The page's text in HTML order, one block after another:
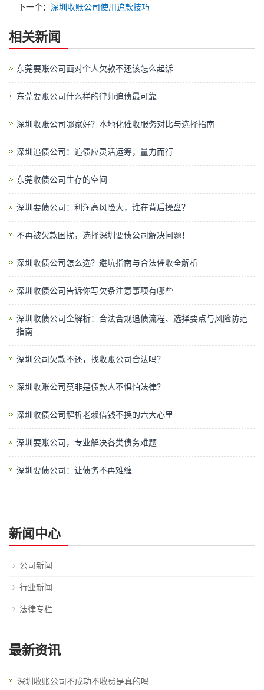
下一个： 深圳收账公司使用追款技巧
相关新闻
东莞要账公司面对个人欠款不还该怎么起诉
东莞要账公司什么样的律师追债最可靠
深圳收账公司哪家好？本地化催收服务对比与选择指南
深圳追债公司：追债应灵活运筹，量力而行
东莞收债公司生存的空间
深圳要债公司：利润高风险大，谁在背后操盘？
不再被欠款困扰，选择深圳要债公司解决问题！
深圳收债公司怎么选？避坑指南与合法催收全解析
深圳收债公司告诉你写欠条注意事项有哪些
深圳收债公司全解析：合法合规追债流程、选择要点与风险防范
指南
深圳公司欠款不还，找收账公司合法吗？
深圳收账公司​莫非是债款人不惧怕法律？
深圳收债公司解析老赖借钱不换的六大心里
深圳要账公司，专业解决各类债务难题
深圳要债公司：让债务不再难缠
新闻中心
公司新闻
行业新闻
法律专栏
最新资讯
深圳收账公司不成功不收费是真的吗